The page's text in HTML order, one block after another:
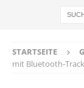
STARTSEITE
mit